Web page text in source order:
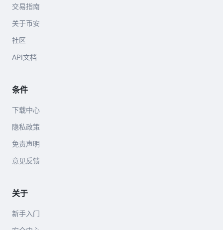
交易指南
关于币安
社区
API文档
条件
下载中心
隐私政策
免责声明
意见反馈
关于
新手入门